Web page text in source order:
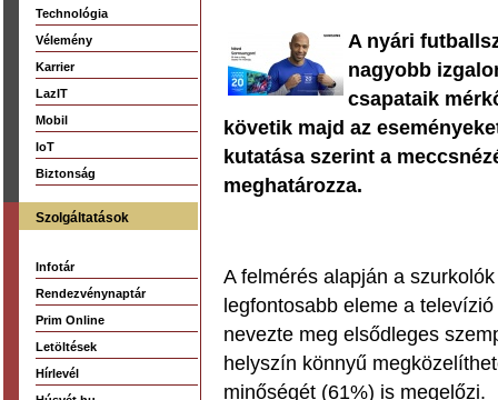
Technológia
Vélemény
Karrier
LazIT
Mobil
IoT
Biztonság
Szolgáltatások
Infotár
Rendezvénynaptár
Prim Online
Letöltések
Hírlevél
A nyári
nagyobb
csapataik
követik majd az
kutatása szerint a
meghatározza.
A felmérés alapján a
legfontosabb eleme a
nevezte meg elsődleges
helyszín könnyű
minőségét (61%) is megelőzi.